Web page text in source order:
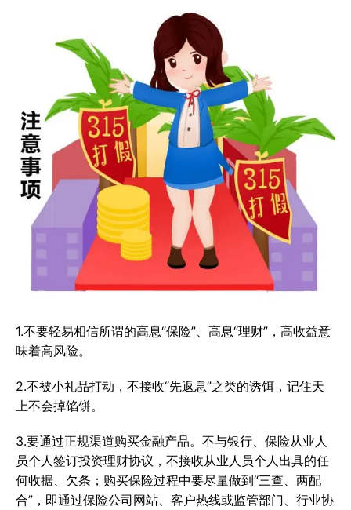
1.不要轻易相信所谓的高息“保险”、高息“理财”，高收益意
味着高风险。
2.不被小礼品打动，不接收“先返息”之类的诱饵，记住天
上不会掉馅饼。
3.要通过正规渠道购买金融产品。不与银行、保险从业人
员个人签订投资理财协议，不接收从业人员个人出具的任
何收据、欠条；购买保险过程中要尽量做到“三查、两配
合”，即通过保险公司网站、客户热线或监管部门、行业协